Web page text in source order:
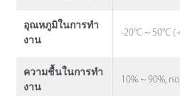
อุณหภูมิในการทํา
งาน
-20°C ~ 50°C
ความชื้นในการทํา
งาน
10% ~ 90%,